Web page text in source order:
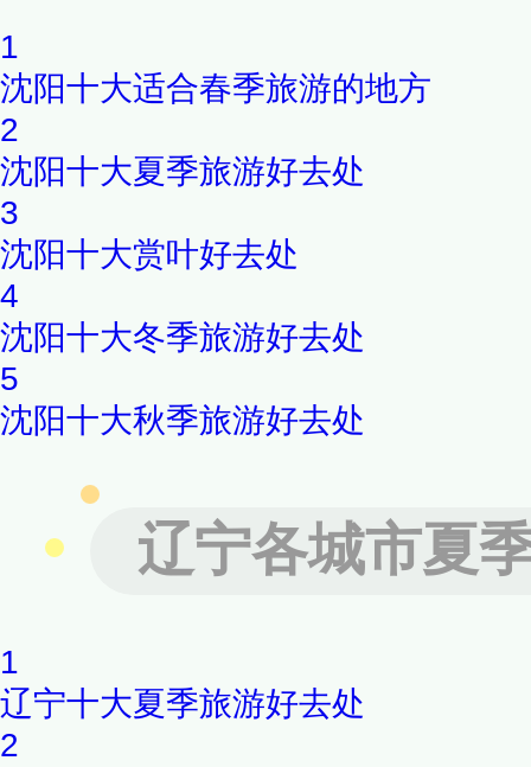
1
沈阳十大适合春季旅游的地方
2
沈阳十大夏季旅游好去处
3
沈阳十大赏叶好去处
4
沈阳十大冬季旅游好去处
5
沈阳十大秋季旅游好去处
辽宁各城市夏
1
辽宁十大夏季旅游好去处
2